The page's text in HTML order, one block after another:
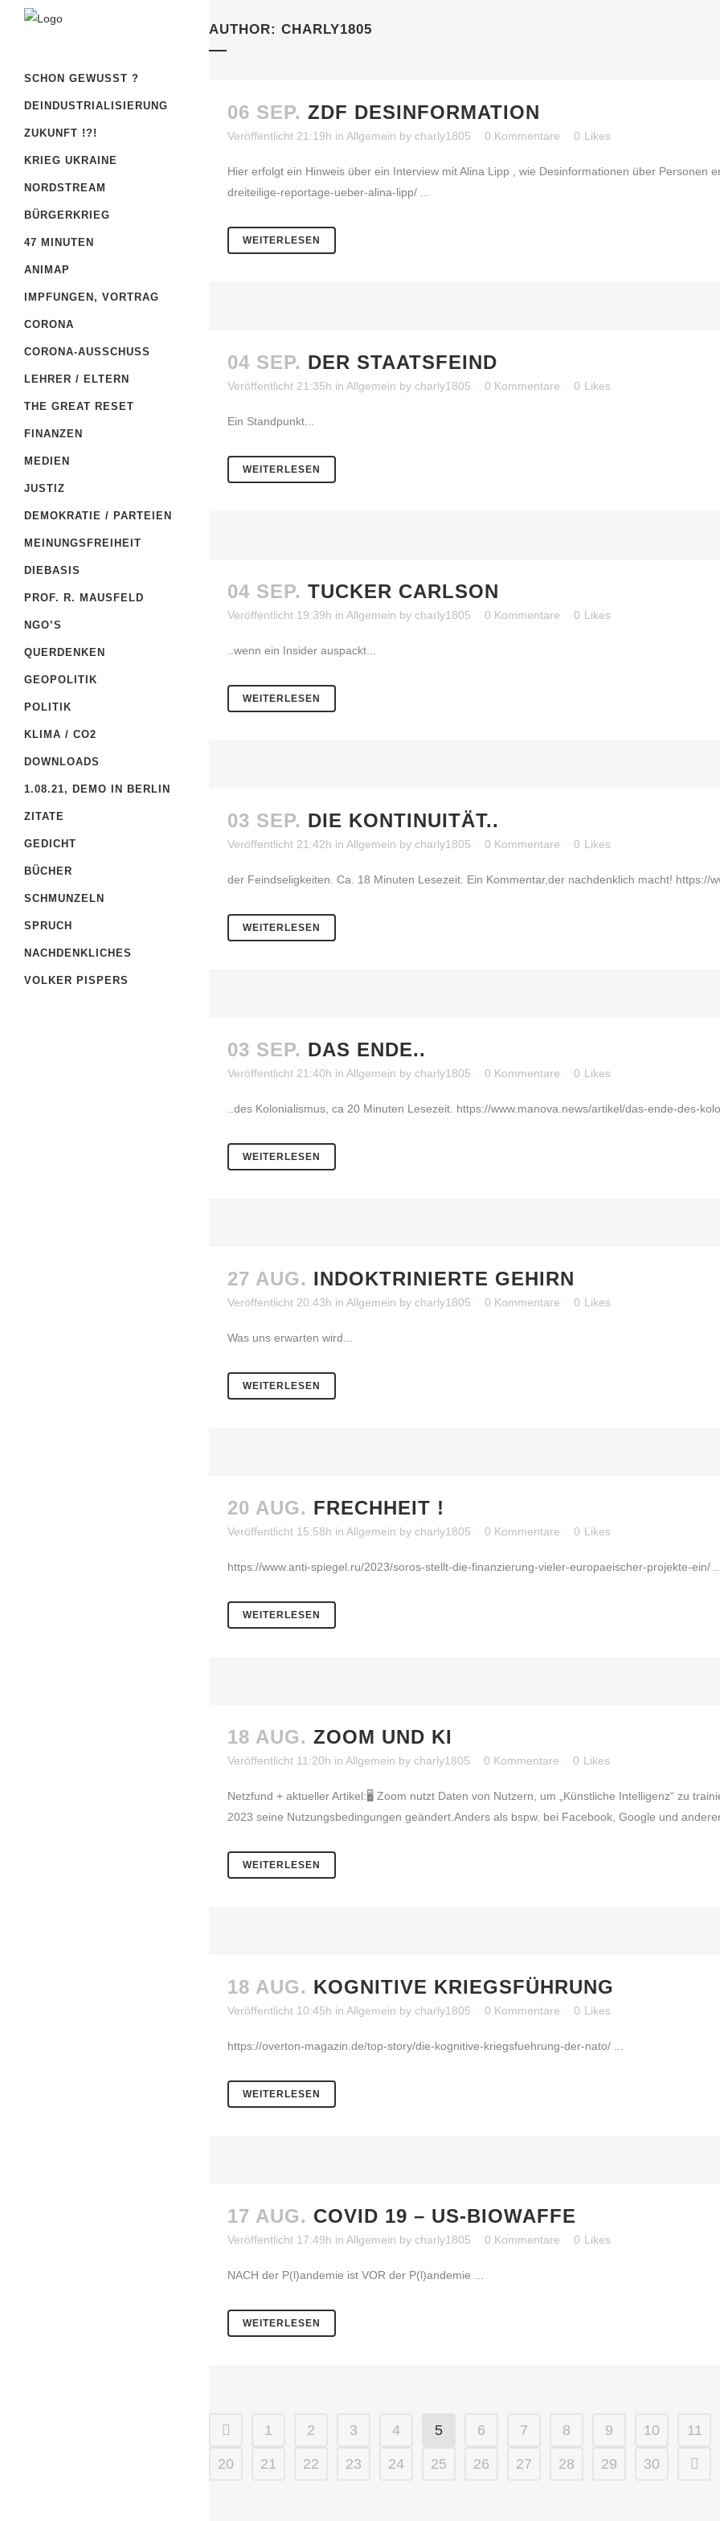
SCHON GEWUSST ?
DEINDUSTRIALISIERUNG
ZUKUNFT !?!
KRIEG UKRAINE
NORDSTREAM
BÜRGERKRIEG
47 MINUTEN
ANIMAP
IMPFUNGEN, VORTRAG
CORONA
CORONA-AUSSCHUSS
LEHRER / ELTERN
THE GREAT RESET
FINANZEN
MEDIEN
JUSTIZ
DEMOKRATIE / PARTEIEN
MEINUNGSFREIHEIT
DIEBASIS
PROF. R. MAUSFELD
NGO’S
QUERDENKEN
GEOPOLITIK
POLITIK
KLIMA / CO2
DOWNLOADS
1.08.21, DEMO IN BERLIN
ZITATE
GEDICHT
BÜCHER
SCHMUNZELN
SPRUCH
NACHDENKLICHES
VOLKER PISPERS
AUTHOR: CHARLY1805
06 SEP. ZDF DESINFORMATION
Veröffentlicht 21:19h in Allgemein by charly1805 0 Kommentare 0 Likes
Hier erfolgt ein Hinweis über ein Interview mit Alina Lipp , wie Desinformationen über Personen
dreiteilige-reportage-ueber-alina-lipp/ ...
WEITERLESEN
04 SEP. DER STAATSFEIND
Veröffentlicht 21:35h in Allgemein by charly1805 0 Kommentare 0 Likes
Ein Standpunkt...
WEITERLESEN
04 SEP. TUCKER CARLSON
Veröffentlicht 19:39h in Allgemein by charly1805 0 Kommentare 0 Likes
..wenn ein Insider auspackt...
WEITERLESEN
03 SEP. DIE KONTINUITÄT..
Veröffentlicht 21:42h in Allgemein by charly1805 0 Kommentare 0 Likes
der Feindseligkeiten. Ca. 18 Minuten Lesezeit. Ein Kommentar,der nachdenklich macht! https://
WEITERLESEN
03 SEP. DAS ENDE..
Veröffentlicht 21:40h in Allgemein by charly1805 0 Kommentare 0 Likes
..des Kolonialismus, ca 20 Minuten Lesezeit. https://www.manova.news/artikel/das-ende-des-
WEITERLESEN
27 AUG. INDOKTRINIERTE GEHIRN
Veröffentlicht 20:43h in Allgemein by charly1805 0 Kommentare 0 Likes
Was uns erwarten wird...
WEITERLESEN
20 AUG. FRECHHEIT !
Veröffentlicht 15:58h in Allgemein by charly1805 0 Kommentare 0 Likes
https://www.anti-spiegel.ru/2023/soros-stellt-die-finanzierung-vieler-europaeischer-projekte-ein/ ...
WEITERLESEN
18 AUG. ZOOM UND KI
Veröffentlicht 11:20h in Allgemein by charly1805 0 Kommentare 0 Likes
Netzfund + aktueller Artikel:🖥 Zoom nutzt Daten von Nutzern, um „Künstliche Intelligenz“ zu
2023 seine Nutzungsbedingungen geändert.Anders als bspw. bei Facebook, Google und
WEITERLESEN
18 AUG. KOGNITIVE KRIEGSFÜHRUNG
Veröffentlicht 10:45h in Allgemein by charly1805 0 Kommentare 0 Likes
https://overton-magazin.de/top-story/die-kognitive-kriegsfuehrung-der-nato/ ...
WEITERLESEN
17 AUG. COVID 19 – US-BIOWAFFE
Veröffentlicht 17:49h in Allgemein by charly1805 0 Kommentare 0 Likes
NACH der P(l)andemie ist VOR der P(l)andemie ...
WEITERLESEN
1 2 3 4 5 6 7 8 9 10 11
20 21 22 23 24 25 26 27 28 29 30